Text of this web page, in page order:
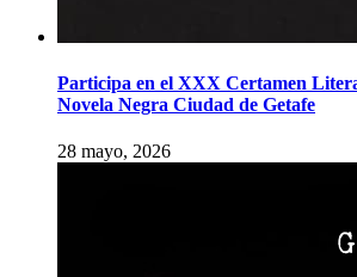
Participa en el XXX Certamen
Novela Negra Ciudad de Getafe
28 mayo, 2026